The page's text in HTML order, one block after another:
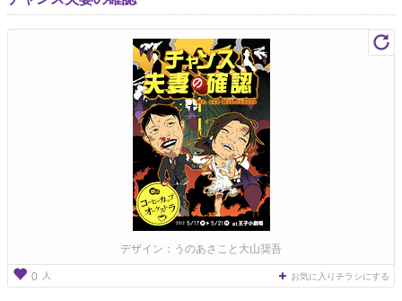
g
i
g
デザイン：うのあさこと大山奨吾
0 人 お気に入りチラシにする